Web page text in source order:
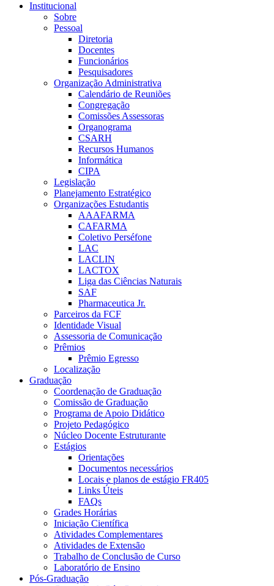
Institucional
Sobre
Pessoal
Diretoria
Docentes
Funcionários
Pesquisadores
Organização Administrativa
Calendário de Reuniões
Congregação
Comissões Assessoras
Organograma
CSARH
Recursos Humanos
Informática
CIPA
Legislação
Planejamento Estratégico
Organizações Estudantis
AAAFARMA
CAFARMA
Coletivo Perséfone
LAC
LACLIN
LACTOX
Liga das Ciências Naturais
SAF
Pharmaceutica Jr.
Parceiros da FCF
Identidade Visual
Assessoria de Comunicação
Prêmios
Prêmio Egresso
Localização
Graduação
Coordenação de Graduação
Comissão de Graduação
Programa de Apoio Didático
Projeto Pedagógico
Núcleo Docente Estruturante
Estágios
Orientações
Documentos necessários
Locais e planos de estágio FR405
Links Úteis
FAQs
Grades Horárias
Iniciação Científica
Atividades Complementares
Atividades de Extensão
Trabalho de Conclusão de Curso
Laboratório de Ensino
Pós-Graduação